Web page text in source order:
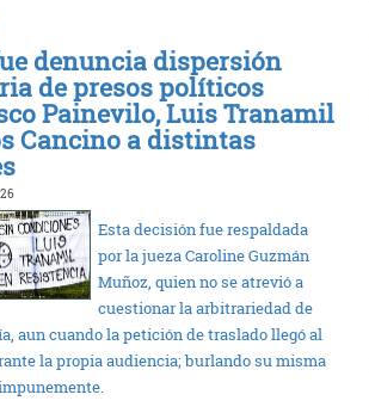
denuncia dispersión
de presos políticos
Painevilo, Luis Tranamil
Cancino a distintas
Esta decisión fue respaldada
por la jueza Caroline Guzmán
Muñoz, quien no se atrevió a
cuestionar la arbitrariedad de
aun cuando la petición de traslado llegó al
la propia audiencia; burlando su misma